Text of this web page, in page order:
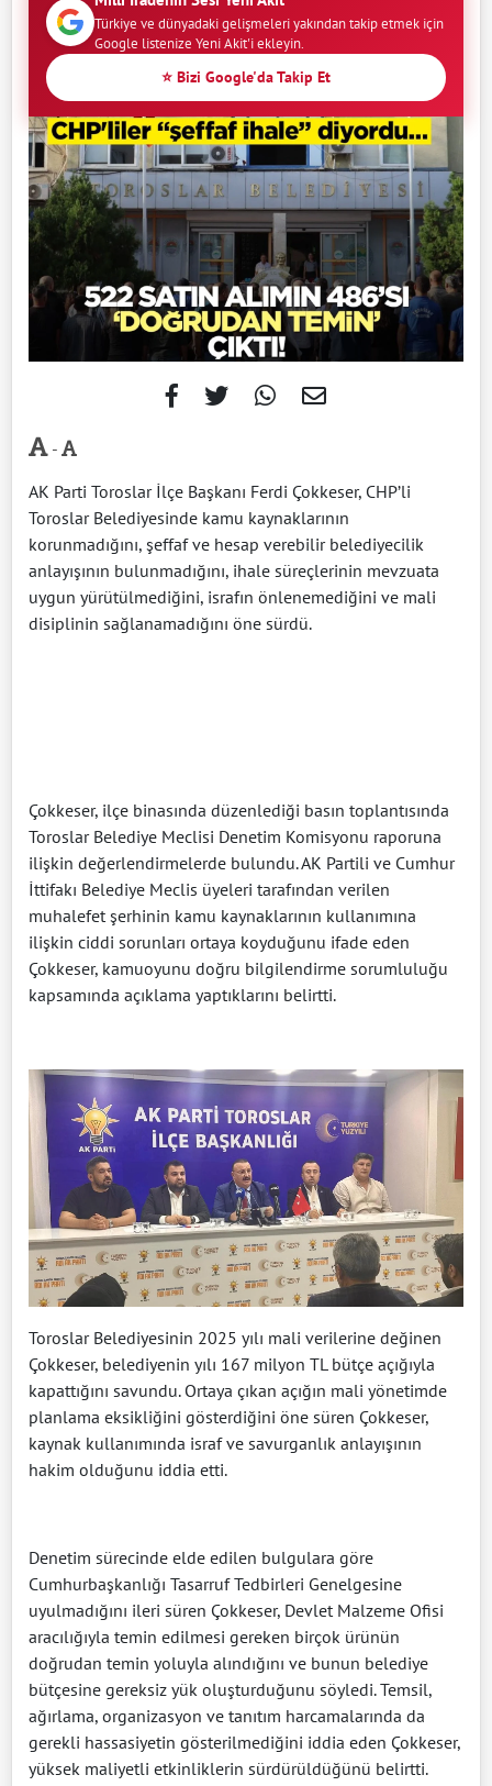
Türkiye ve dünyadaki gelişmeleri yakından takip etmek için
Google listenize Yeni Akit'i ekleyin.
⭐ Bizi Google'da Takip Et
-
AK Parti Toroslar İlçe Başkanı Ferdi Çokkeser, CHP’li
Toroslar Belediyesinde kamu kaynaklarının
korunmadığını, şeffaf ve hesap verebilir belediyecilik
anlayışının bulunmadığını, ihale süreçlerinin mevzuata
uygun yürütülmediğini, israfın önlenemediğini ve mali
disiplinin sağlanamadığını öne sürdü.
Çokkeser, ilçe binasında düzenlediği basın toplantısında
Toroslar Belediye Meclisi Denetim Komisyonu raporuna
ilişkin değerlendirmelerde bulundu. AK Partili ve Cumhur
İttifakı Belediye Meclis üyeleri tarafından verilen
muhalefet şerhinin kamu kaynaklarının kullanımına
ilişkin ciddi sorunları ortaya koyduğunu ifade eden
Çokkeser, kamuoyunu doğru bilgilendirme sorumluluğu
kapsamında açıklama yaptıklarını belirtti.
Toroslar Belediyesinin 2025 yılı mali verilerine değinen
Çokkeser, belediyenin yılı 167 milyon TL bütçe açığıyla
kapattığını savundu. Ortaya çıkan açığın mali yönetimde
planlama eksikliğini gösterdiğini öne süren Çokkeser,
kaynak kullanımında israf ve savurganlık anlayışının
hakim olduğunu iddia etti.
Denetim sürecinde elde edilen bulgulara göre
Cumhurbaşkanlığı Tasarruf Tedbirleri Genelgesine
uyulmadığını ileri süren Çokkeser, Devlet Malzeme Ofisi
aracılığıyla temin edilmesi gereken birçok ürünün
doğrudan temin yoluyla alındığını ve bunun belediye
bütçesine gereksiz yük oluşturduğunu söyledi. Temsil,
ağırlama, organizasyon ve tanıtım harcamalarında da
gerekli hassasiyetin gösterilmediğini iddia eden Çokkeser,
yüksek maliyetli etkinliklerin sürdürüldüğünü belirtti.